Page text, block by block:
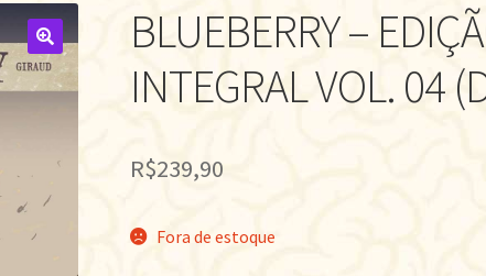
🔍
BLUEBERRY –
INTEGRAL VOL. 04
R$239,90
Fora de estoque